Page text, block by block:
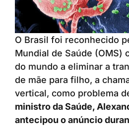
O Brasil foi reconhecido
Mundial de Saúde (OMS)
do mundo a eliminar a
de mãe para filho, a
vertical, como problema
ministro da Saúde,
antecipou o anúncio